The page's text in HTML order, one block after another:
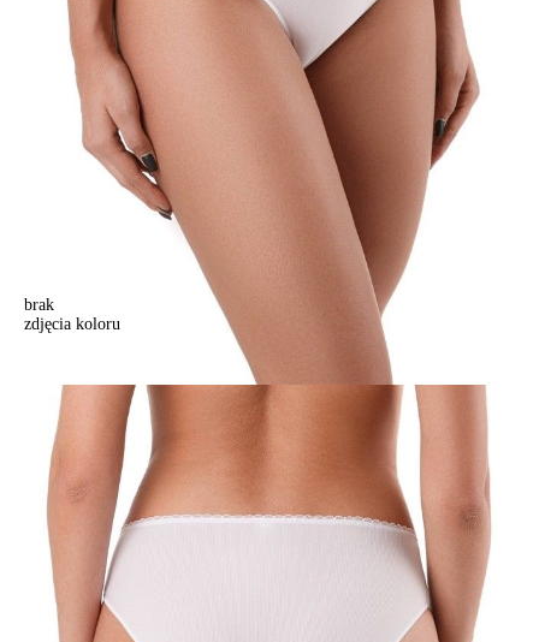
brak
zdjęcia koloru
Majtki "slipy" WEEKEND RP0004, r. 102/L, biały
Majtki "slipy" WEEKEND RP0004, r. 102/L, biały
51,90 zł
Kolory:
BRAK
ZDJĘCIA
BRAK
ZDJĘCIA
BRAK
BRAK
ZDJĘCIA
BRAK
ZDJĘCIA
BRAK
ZDJĘCIA